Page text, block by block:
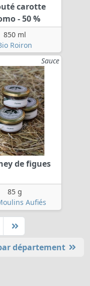
carotte
- 50 %
850 ml
Roiron
Sauce
de figues
85 g
Aufiés
département